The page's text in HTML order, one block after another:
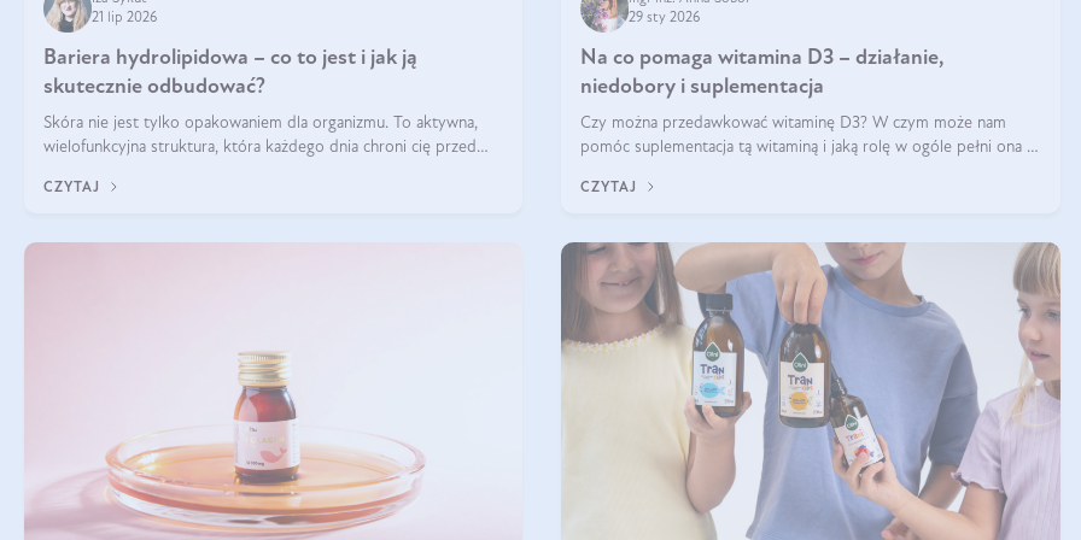
21 lip 2026
Bariera hydrolipidowa – co to jest i jak ją
skutecznie odbudować?
Skóra nie jest tylko opakowaniem dla organizmu. To aktywna,
wielofunkcyjna struktura, która każdego dnia chroni cię przed
środowiskowymi. Jednym z jej kluczowych elementów jest
CZYTAJ
29 sty 2026
Na co pomaga witamina D3 – działanie,
niedobory i suplementacja
Czy można przedawkować witaminę D3? W czym może nam
pomóc suplementacja tą witaminą i jaką rolę w ogóle pełni ona w
zalecane jest jesienią i zimą, ale czy wiesz, dlaczego warto to
CZYTAJ